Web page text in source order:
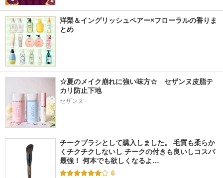
洋梨＆イングリッシュペアー×フローラルの香りま
とめ
☆夏のメイク崩れに強い味方☆　セザンヌ皮脂テ
カリ防止下地
セザンヌ
チークブラシとして購入しました。 毛質も柔らか
くチクチクしないし チークの付きも良いしコスパ
最強！ 何本でも欲しくなるよ…
6